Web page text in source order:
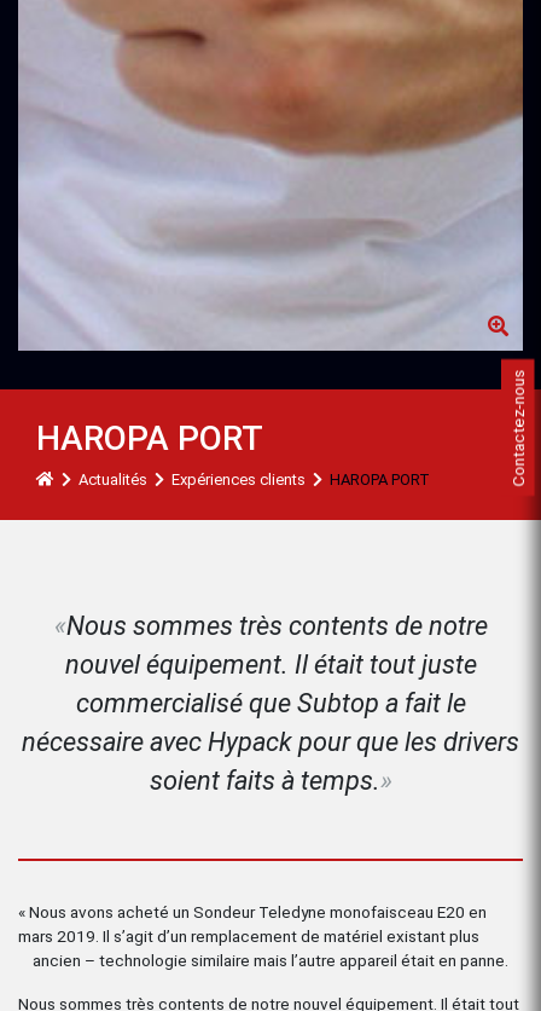
HAROPA PORT
Actualités Expériences clients HAROPA PORT
Nous sommes très contents de notre
nouvel équipement. Il était tout juste
commercialisé que Subtop a fait le
nécessaire avec Hypack pour que les drivers
soient faits à temps.
« Nous avons acheté un Sondeur Teledyne monofaisceau E20 en
mars 2019. Il s’agit d’un remplacement de matériel existant plus
ancien – technologie similaire mais l’autre appareil était en panne.
Nous sommes très contents de notre nouvel équipement. Il était tout
Contactez-nous